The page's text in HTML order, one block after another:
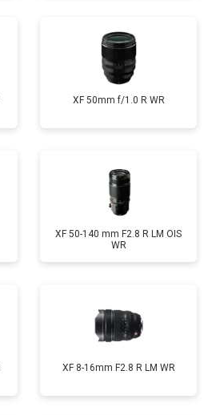
XF 50mm f/1.0 R WR
XF 50-140 mm F2.8 R LM OIS
WR
XF 8-16mm F2.8 R LM WR